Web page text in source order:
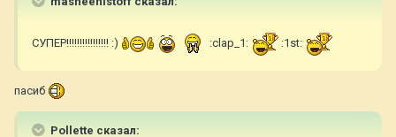
СУПЕР!!!!!!!!!!!!!!!! :) :clap_1: :1st:
пасиб
Pollette сказал: